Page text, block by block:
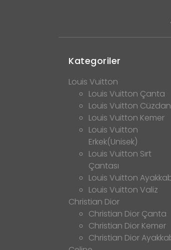
Kategoriler
Louis Vuitton
Louis Vuitton Çanta
Louis Vuitton Cüzdan
Louis Vuitton Kemer
Louis Vuitton
Erkek(Unisek)
Louis Vuitton Sırt
Çantası
Louis Vuitton
Louis Vuitton Valiz
Christian Dior
Christian Dior Çanta
Christian Dior Kemer
Christian Dior